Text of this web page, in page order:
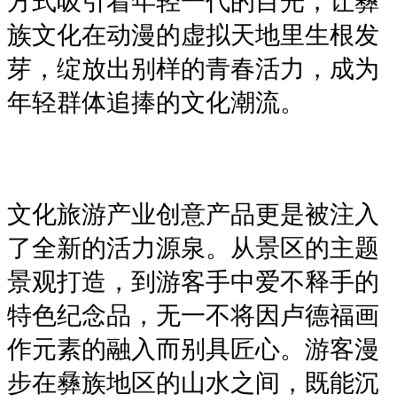
族文化在动漫的虚拟天地里生根发
芽，绽放出别样的青春活力，成为
年轻群体追捧的文化潮流。
文化旅游产业创意产品更是被注入
了全新的活力源泉。从景区的主题
景观打造，到游客手中爱不释手的
特色纪念品，无一不将因卢德福画
作元素的融入而别具匠心。游客漫
步在彝族地区的山水之间，既能沉